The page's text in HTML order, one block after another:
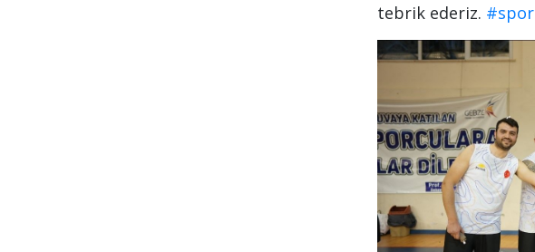
tebrik ederiz. #spor